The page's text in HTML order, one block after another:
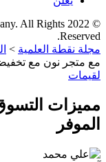
All Rights
Reserved.
مجلة نقطة العلمية >
مع متجر نون مع
لقيمات
مميزات
الموفر